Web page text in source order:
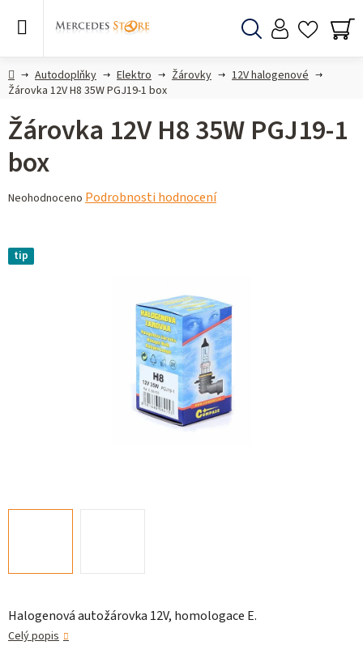
DomůAutodoplňky Elektro Žárovky
12V halogenové
Žárovka 12V H8 35W PGJ19-1 box
Halogenová autožárovka 12V, homologace E.
Celý popis
Žárovka 12V H8 35W PGJ19-1
box
Průměrné
je
0,0
Neohodnoceno Podrobnosti hodnocení
tip